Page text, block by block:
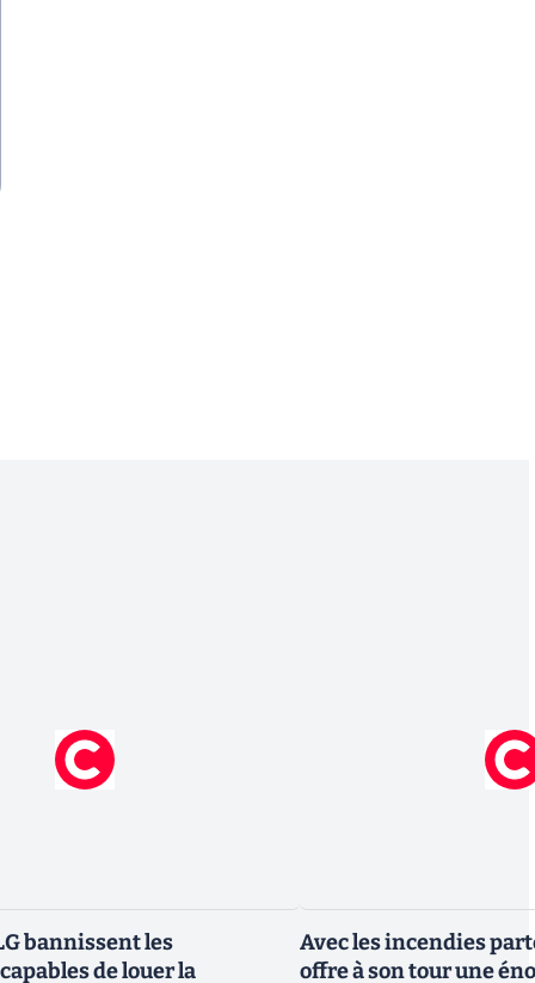
bannissent les
de louer la
Avec les incendies
offre à son tour une